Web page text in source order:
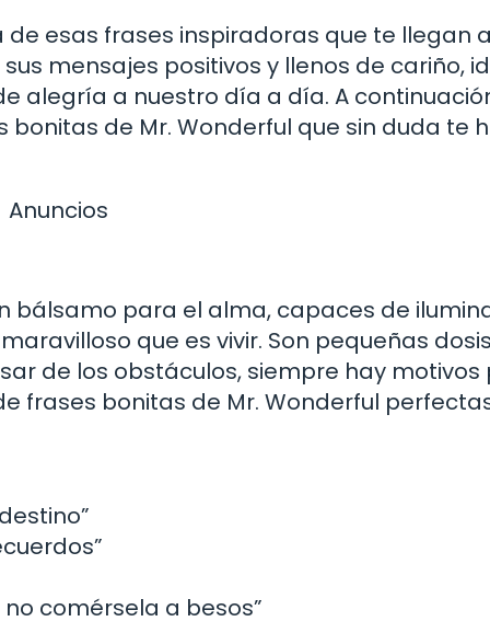
esas frases inspiradoras que te llegan
mensajes positivos y llenos de cariño,
alegría a nuestro día a día. A
de Mr. Wonderful que sin duda te
Anuncios
bálsamo para el alma, capaces de
que es vivir. Son pequeñas
de los obstáculos, siempre hay motivos
frases bonitas de Mr. Wonderful
comérsela a besos”